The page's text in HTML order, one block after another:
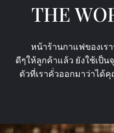
THE
หน้าร้านกาแฟของเรา
ดีๆให้ลูกค้าแล้ว ยังใช้เป็
ตัวที่เราคั่วออกมาว่าได้